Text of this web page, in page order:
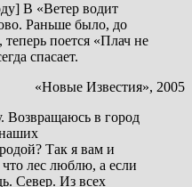
В «Ветер водит
Раньше было, до
поется «Плач не
спасает.
«Новые Известия», 2005
в город
Так я вам и
лес люблю, а если
Север. Из всех